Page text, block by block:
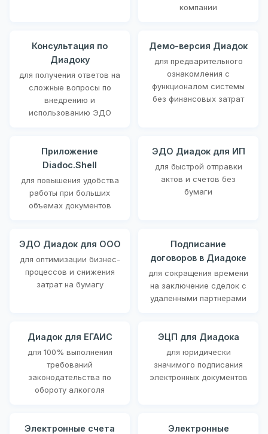
компании
Консультация по
Диадоку
для получения ответов на
сложные вопросы по
внедрению и
использованию ЭДО
Демо-версия Диадок
для предварительного
ознакомления с
функционалом системы
без финансовых затрат
Приложение
Diadoc.Shell
для повышения удобства
работы при больших
объемах документов
ЭДО Диадок для ИП
для быстрой отправки
актов и счетов без
бумаги
ЭДО Диадок для ООО
для оптимизации бизнес-
процессов и снижения
затрат на бумагу
Подписание
договоров в Диадоке
для сокращения времени
на заключение сделок с
удаленными партнерами
Диадок для ЕГАИС
для 100% выполнения
требований
законодательства по
обороту алкоголя
ЭЦП для Диадока
для юридически
значимого подписания
электронных документов
Электронные счета
Электронные